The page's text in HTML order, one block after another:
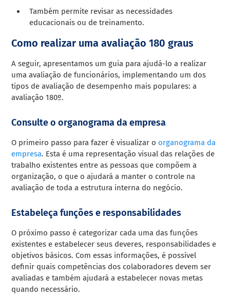
Também permite revisar as necessidades
educacionais ou de treinamento.
Como realizar uma avaliação 180 graus
A seguir, apresentamos um guia para ajudá-lo a realizar
uma avaliação de funcionários, implementando um dos
tipos de avaliação de desempenho mais populares: a
avaliação 180º.
Consulte o organograma da empresa
O primeiro passo para fazer é visualizar o organograma da
empresa. Esta é uma representação visual das relações de
trabalho existentes entre as pessoas que compõem a
organização, o que o ajudará a manter o controle na
avaliação de toda a estrutura interna do negócio.
Estabeleça funções e responsabilidades
O próximo passo é categorizar cada uma das funções
existentes e estabelecer seus deveres, responsabilidades e
objetivos básicos. Com essas informações, é possível
definir quais competências dos colaboradores devem ser
avaliadas e também ajudará a estabelecer novas metas
quando necessário.